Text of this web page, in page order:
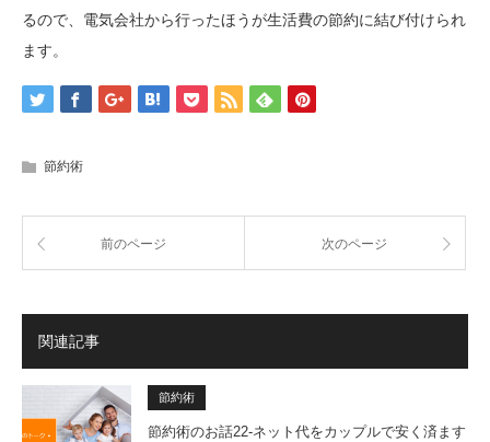
るので、電気会社から行ったほうが生活費の節約に結び付けられ
ます。
節約術
前のページ 次のページ
関連記事
節約術
節約術のお話22-ネット代をカップルで安く済ます